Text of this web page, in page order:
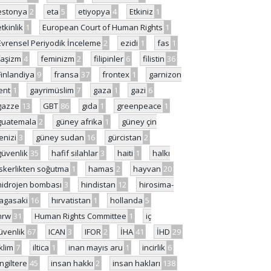
2 eta 5 etiyopya 4 Etkiniz 1
1 European Court of Human Rights 1
Periyodik İnceleme 2 ezidi 1 fas 1
4 feminizm 2 filipinler 6 filistin 36
9 fransa 37 frontex 1
garnizon
1 gayrimüslim 7 gaza 1 gazi 6
13 GBT 86 gıda 1 greenpeace 1
2 güney afrika 1
güney çin
3 güney sudan 16 gürcistan 2
35 hafif silahlar 3 haiti 1
halkı
soğutma 1 hamas 2 hayvan 20
bombası 3 hindistan 12
hirosima-
16 hırvatistan 1 hollanda 5
31 Human Rights Committee 1
iç
67 ICAN 3 IFOR 2 İHA 41 İHD 29
7 iltica 1 inan mayıs aru 1 incirlik 6
45 insan hakkı 2 insan hakları 138